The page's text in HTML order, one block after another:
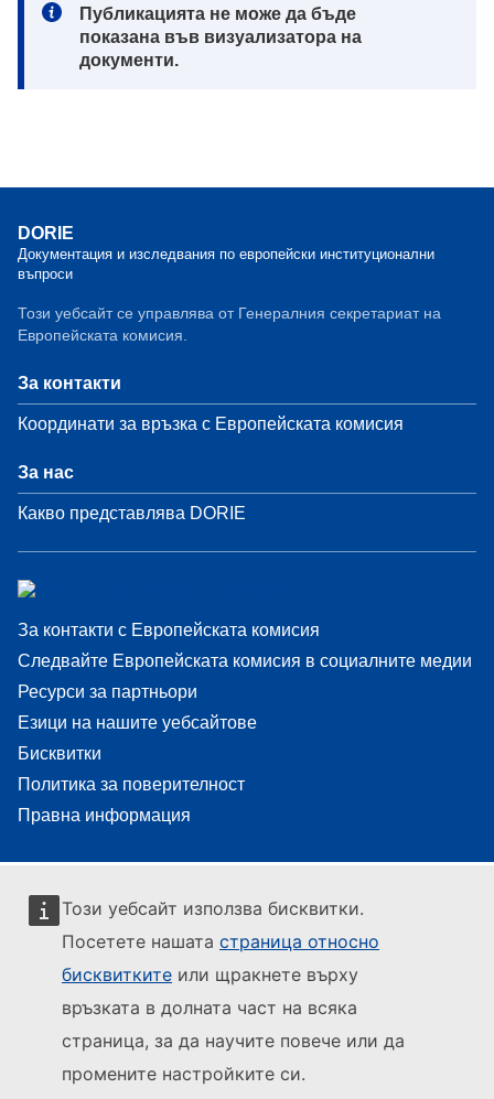
Този уебсайт използва бисквитки.
Посетете нашата страница относно
бисквитките или щракнете върху
връзката в долната част на всяка
страница, за да научите повече или да
промените настройките си.
Note:
Публикацията не може да бъде
показана във визуализатора на
документи.
DORIE
Документация и изследвания по европейски институционални
въпроси
Този уебсайт се управлява от Генералния секретариат на
Европейската комисия.
За контакти
Координати за връзка с Европейската комисия
За нас
Какво представлява DORIE
За контакти с Европейската комисия
Следвайте Европейската комисия в социалните медии
Ресурси за партньори
Езици на нашите уебсайтове
Бисквитки
Политика за поверителност
Правна информация